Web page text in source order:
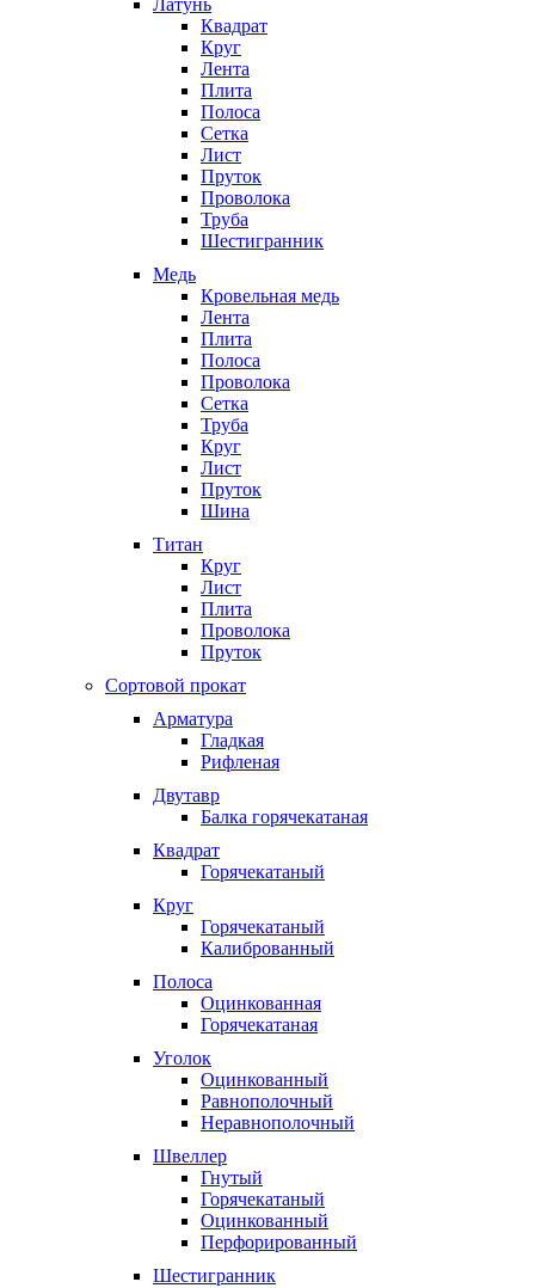
Латунь
Квадрат
Круг
Лента
Плита
Полоса
Сетка
Лист
Пруток
Проволока
Труба
Шестигранник
Медь
Кровельная медь
Лента
Плита
Полоса
Проволока
Сетка
Труба
Круг
Лист
Пруток
Шина
Титан
Круг
Лист
Плита
Проволока
Пруток
Сортовой прокат
Арматура
Гладкая
Рифленая
Двутавр
Балка горячекатаная
Квадрат
Горячекатаный
Круг
Горячекатаный
Калиброванный
Полоса
Оцинкованная
Горячекатаная
Уголок
Оцинкованный
Равнополочный
Неравнополочный
Швеллер
Гнутый
Горячекатаный
Оцинкованный
Перфорированный
Шестигранник